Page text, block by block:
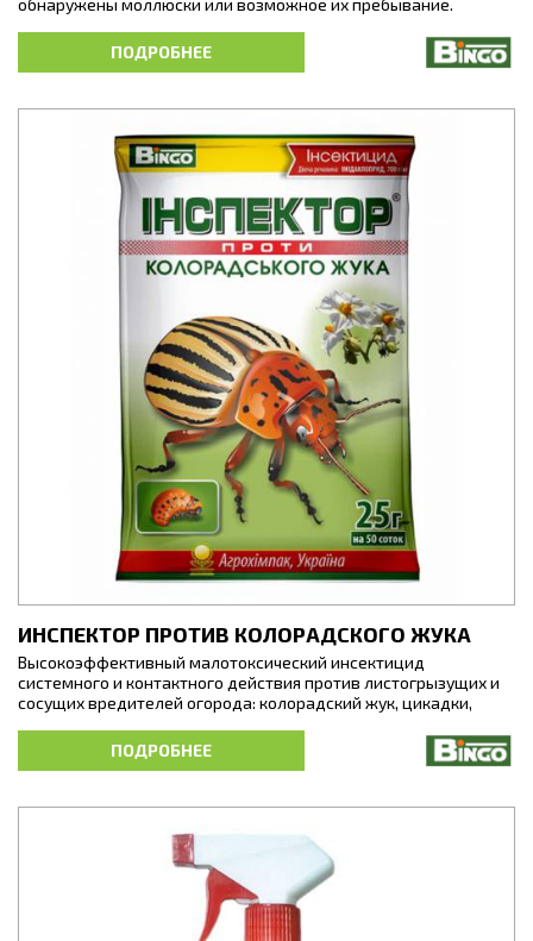
обнаружены моллюски или возможное их пребывание.
Высокоэффективный препарат для уничтожения моллюсков
(улиток и слизней) в среде жизнедеятельности человека: на
ПОДРОБНЕЕ
ИНСПЕКТОР ПРОТИВ КОЛОРАДСКОГО ЖУКА
Высокоэффективный малотоксический инсектицид
системного и контактного действия против листогрызущих и
сосущих вредителей огорода: колорадский жук, цикадки,
Действующее вещество поглощается растением и
токсическим для
ПОДРОБНЕЕ